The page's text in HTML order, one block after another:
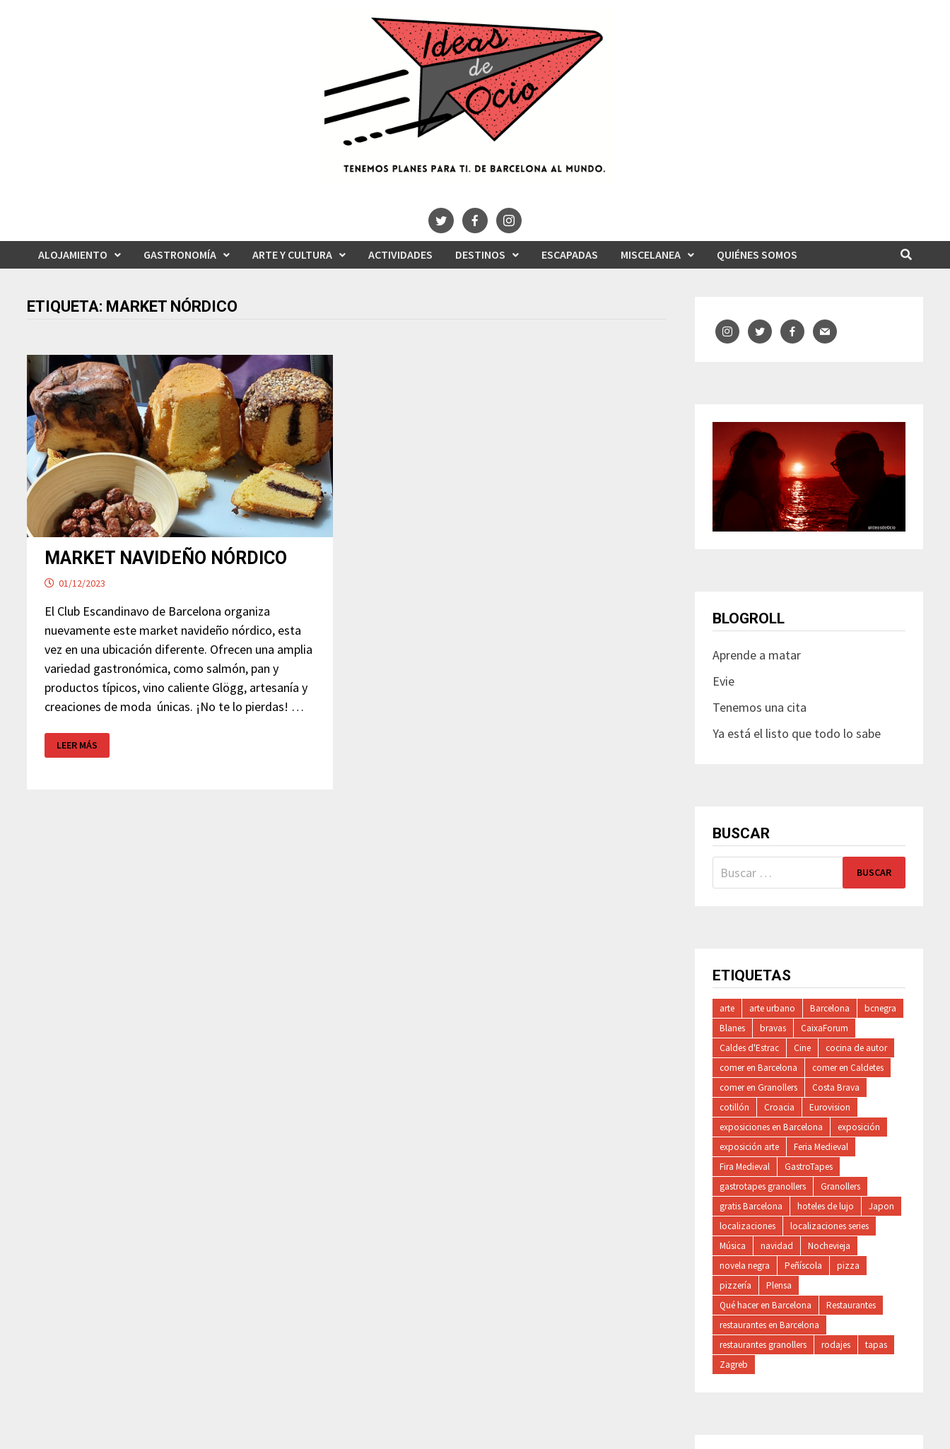
ALOJAMIENTO GASTRONOMÍA ARTE Y CULTURA ACTIVIDADES DESTINOS ESCAPADAS MISCELANEA QUIÉNES SOMOS
ETIQUETA: MARKET NÓRDICO
MARKET NAVIDEÑO NÓRDICO
01/12/2023
El Club Escandinavo de Barcelona organiza
nuevamente este market navideño nórdico, esta
vez en una ubicación diferente. Ofrecen una amplia
variedad gastronómica, como salmón, pan y
productos típicos, vino caliente Glögg, artesanía y
creaciones de moda únicas. ¡No te lo pierdas! …
MARKET
NAVIDEÑO
NÓRDICO
LEER MÁS
BLOGROLL
Aprende a matar
Evie
Tenemos una cita
Ya está el listo que todo lo sabe
BUSCAR
Buscar:
ETIQUETAS
arte arte urbano Barcelona
bcnegra
Blanes
bravas
CaixaForum
Caldes d'Estrac
Cine
cocina de autor
comer en Barcelona
comer en Caldetes
comer en Granollers
Costa Brava
cotillón
Croacia
Eurovision
exposiciones en Barcelona
exposición
exposición arte
Feria Medieval
Fira Medieval
GastroTapes
gastrotapes granollers
Granollers
gratis Barcelona
hoteles de lujo
Japon
localizaciones
localizaciones series
Música
navidad
Nochevieja
novela negra
Peñíscola
pizza
pizzería
Plensa
Qué hacer en Barcelona
Restaurantes
restaurantes en Barcelona
restaurantes granollers
rodajes
tapas
Zagreb